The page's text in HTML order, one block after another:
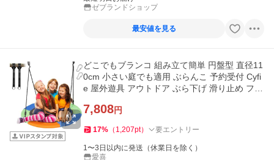
ゼブランドショップ
最安値を見る
どこでもブランコ 組み立て簡単 円盤型 直径11
0cm 小さい庭でも適用 ぶらんこ 予約受付 Cyfi
e 屋外遊具 アウトドア ぶら下げ 滑り止め フレ
7,808円
17% （ 1,207pt） 要エントリー
1〜3日以内に発送（休業日を除く）
愛喜